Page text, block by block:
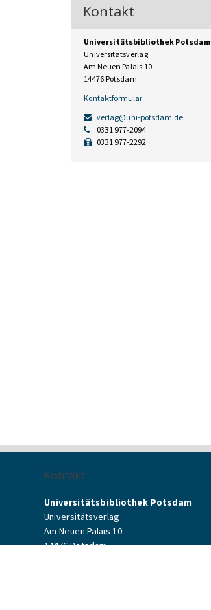
Kontakt
Universitätsbibliothek Potsdam
Universitätsverlag
Am Neuen Palais 10
14476 Potsdam
Kontaktformular
verlag@uni-potsdam.de
0331 977-2094
0331 977-2292
Kontakt
Universitätsbibliothek Potsdam
Universitätsverlag
Am Neuen Palais 10
14476 Potsdam